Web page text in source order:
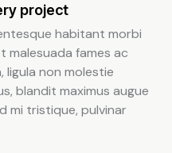
project
habitant morbi
fames ac
ligula non molestie
blandit maximus augue
mi tristique, pulvinar